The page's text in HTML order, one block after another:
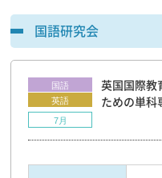
国語研究会
国語
英語
7月
英国国際教
ための単科